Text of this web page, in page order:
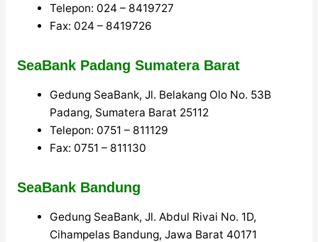
Telepon: 024 – 8419727
Fax: 024 – 8419726
SeaBank Padang Sumatera Barat
Gedung SeaBank, Jl. Belakang Olo No. 53B
Padang, Sumatera Barat 25112
Telepon: 0751 – 811129
Fax: 0751 – 811130
SeaBank Bandung
Gedung SeaBank, Jl. Abdul Rivai No. 1D,
Cihampelas Bandung, Jawa Barat 40171